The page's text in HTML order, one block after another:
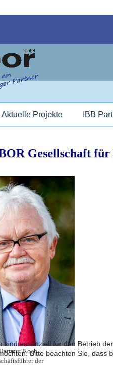
Aktuelle Projekte IBB
Gesellschaft
Koch
der
essenziell für den Betrieb
Bitte beachten Sie,